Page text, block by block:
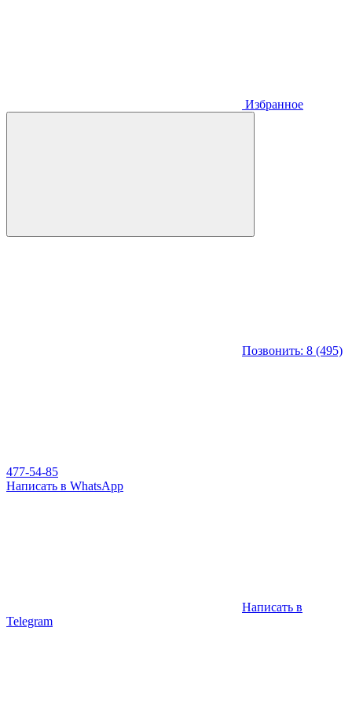
Избранное
Позвонить: 8 (495)
477-54-85
Написать в WhatsApp
Написать в
Telegram